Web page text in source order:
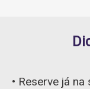
• Reserve já